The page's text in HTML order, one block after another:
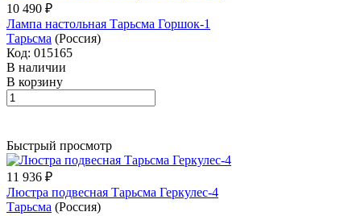
10 490 ₽
Лампа настольная Тарьсма Горшок-1
Тарьсма (Россия)
Код: 015165
В наличии
В корзину
Быстрый просмотр
11 936 ₽
Люстра подвесная Тарьсма Геркулес-4
Тарьсма (Россия)